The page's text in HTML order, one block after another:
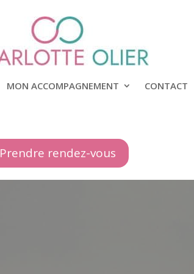
MON ACCOMPAGNEMENT CONTACT
Prendre rendez-vous